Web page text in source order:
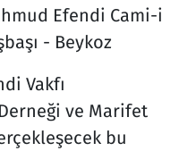
Efendi Cami-i
- Beykoz
Vakfı
ve Marifet
bu